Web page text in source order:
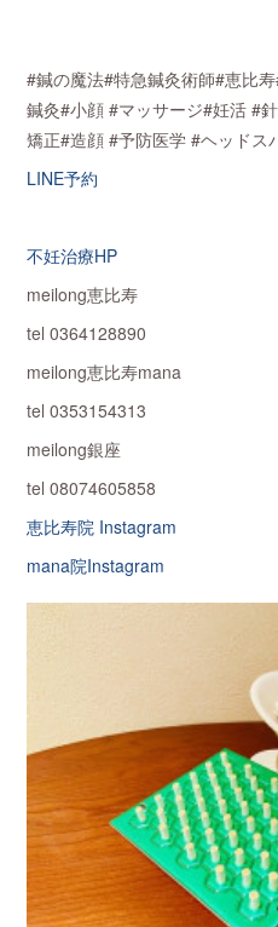
#鍼の魔法#特急鍼灸術師#恵比
鍼灸#小顔 #マッサージ#妊活 #
矯正#造顔 #予防医学 #ヘッドス
LINE予約
不妊治療HP
meilong恵比寿
tel 0364128890
meilong恵比寿mana
tel 0353154313
meilong銀座
tel 08074605858
恵比寿院 Instagram
mana院Instagram